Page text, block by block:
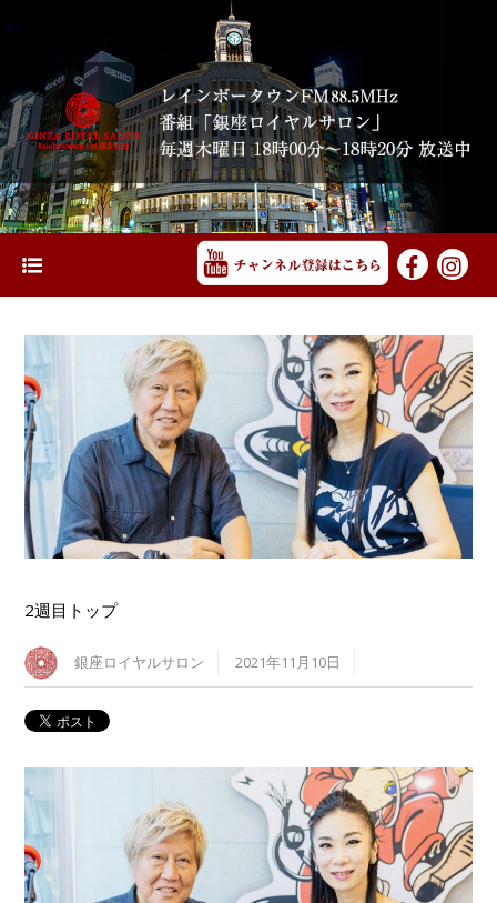
2週目トップ
銀座ロイヤルサロン 2021年11月10日